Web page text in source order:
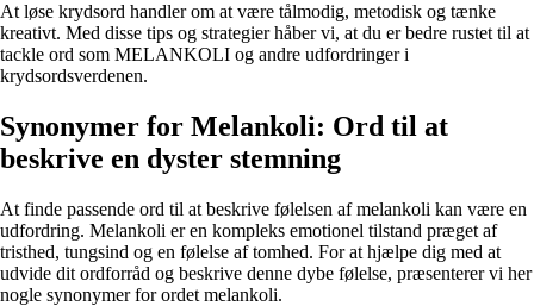
At løse krydsord handler om at være tålmodig, metodisk og tænke
kreativt. Med disse tips og strategier håber vi, at du er bedre rustet til at
tackle ord som MELANKOLI og andre udfordringer i
krydsordsverdenen.
Synonymer for Melankoli: Ord til at
beskrive en dyster stemning
At finde passende ord til at beskrive følelsen af melankoli kan være en
udfordring. Melankoli er en kompleks emotionel tilstand præget af
tristhed, tungsind og en følelse af tomhed. For at hjælpe dig med at
udvide dit ordforråd og beskrive denne dybe følelse, præsenterer vi her
nogle synonymer for ordet melankoli.